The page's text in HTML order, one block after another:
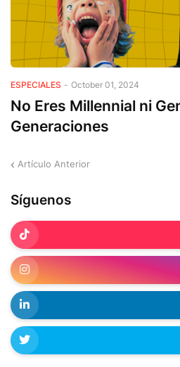
ESPECIALES - October 01, 2024
No Eres Millennial ni
Generaciones
Artículo Anterior
Síguenos